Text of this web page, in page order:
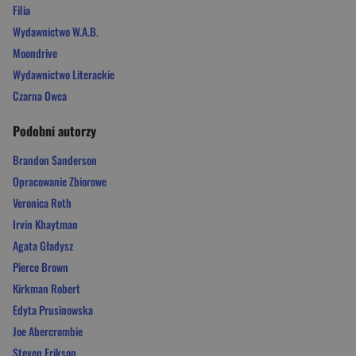
Filia
Wydawnictwo W.A.B.
Moondrive
Wydawnictwo Literackie
Czarna Owca
Podobni autorzy
Brandon Sanderson
Opracowanie Zbiorowe
Veronica Roth
Irvin Khaytman
Agata Gładysz
Pierce Brown
Kirkman Robert
Edyta Prusinowska
Joe Abercrombie
Steven Erikson